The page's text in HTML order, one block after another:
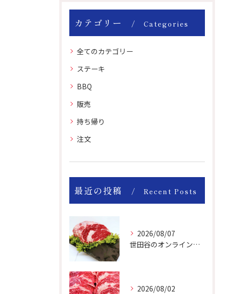
カテゴリー Categories
全てのカテゴリー
ステーキ
BBQ
販売
持ち帰り
注文
最近の投稿 Recent Posts
2026/08/07
世田谷のオンライン肉屋のお肉は美味しいですよ！
2026/08/02